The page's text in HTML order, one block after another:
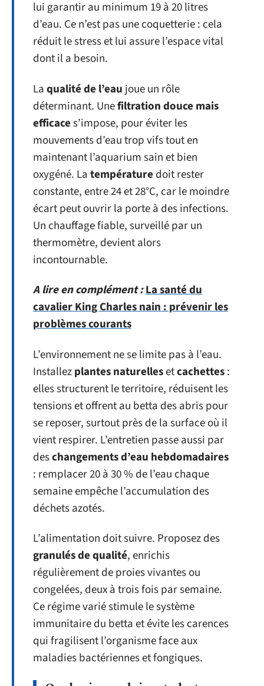
lui garantir au minimum 19 à 20 litres
d’eau. Ce n’est pas une coquetterie : cela
réduit le stress et lui assure l’espace vital
dont il a besoin.
Laqualité de l’eau joue un rôle
déterminant. Unefiltration douce mais
efficaces’impose, pour éviter les
mouvements d’eau trop vifs tout en
maintenant l’aquarium sain et bien
oxygéné. Latempérature doit rester
constante, entre 24 et 28°C, car le moindre
écart peut ouvrir la porte à des infections.
Un chauffage fiable, surveillé par un
thermomètre, devient alors
incontournable.
A lire en complément :La santé du
cavalier King Charles nain : prévenir les
problèmes courants
L’environnement ne se limite pas à l’eau.
Installezplantes naturellesetcachettes:
elles structurent le territoire, réduisent les
tensions et offrent au betta des abris pour
se reposer, surtout près de la surface où il
vient respirer. L’entretien passe aussi par
deschangements d’eau hebdomadaires
: remplacer 20 à 30 % de l’eau chaque
semaine empêche l’accumulation des
déchets azotés.
L’alimentation doit suivre. Proposez des
granulés de qualité, enrichis
régulièrement de proies vivantes ou
congelées, deux à trois fois par semaine.
Ce régime varié stimule le système
immunitaire du betta et évite les carences
qui fragilisent l’organisme face aux
maladies bactériennes et fongiques.